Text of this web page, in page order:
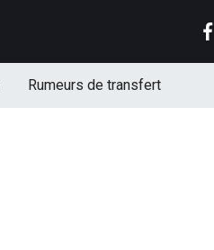
Rumeurs de transfert